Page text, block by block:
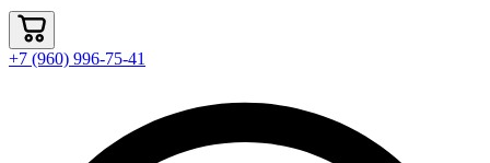
+7 (960) 996-75-41